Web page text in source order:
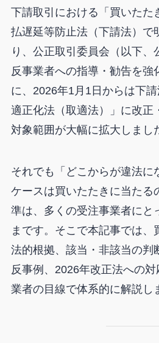
下請取引における「買いたた
払遅延等防止法（下請法）で
り、公正取引委員会（以下、
反事業者への指導・勧告を強
に、2026年1月1日からは下請
適正化法（取適法）」に改正
対象範囲が大幅に拡大しまし
それでも「どこからが違法に
ケースは買いたたきに当たる
準は、多くの受注事業者にと
まです。そこで本記事では、
法的根拠、該当・非該当の判
反事例、2026年改正法への
業者の目線で体系的に解説し